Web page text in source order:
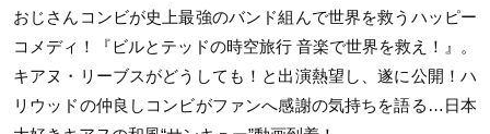
おじさんコンビが史上最強のバンド組んで世界を救うハッピー
コメディ！『ビルとテッドの時空旅行 音楽で世界を救え！』。
キアヌ・リーブスがどうしても！と出演熱望し、遂に公開！ハ
リウッドの仲良しコンビがファンへ感謝の気持ちを語る…日本